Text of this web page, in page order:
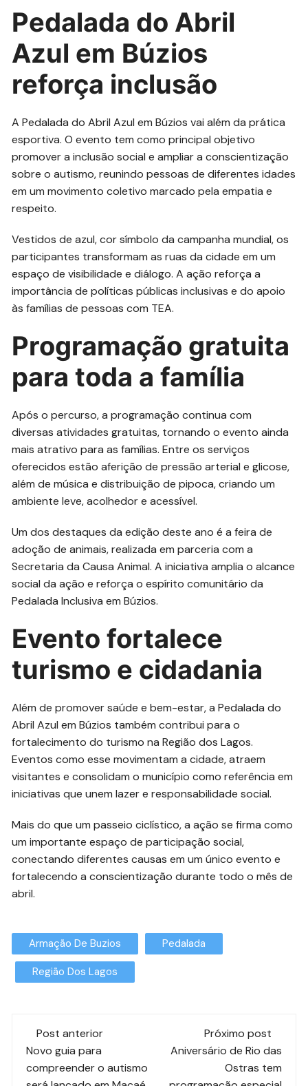
Pedalada do Abril
Azul em Búzios
reforça inclusão
A Pedalada do Abril Azul em Búzios vai além da prática
esportiva. O evento tem como principal objetivo
promover a inclusão social e ampliar a conscientização
sobre o autismo, reunindo pessoas de diferentes idades
em um movimento coletivo marcado pela empatia e
respeito.
Vestidos de azul, cor símbolo da campanha mundial, os
participantes transformam as ruas da cidade em um
espaço de visibilidade e diálogo. A ação reforça a
importância de políticas públicas inclusivas e do apoio
às famílias de pessoas com TEA.
Programação gratuita
para toda a família
Após o percurso, a programação continua com
diversas atividades gratuitas, tornando o evento ainda
mais atrativo para as famílias. Entre os serviços
oferecidos estão aferição de pressão arterial e glicose,
além de música e distribuição de pipoca, criando um
ambiente leve, acolhedor e acessível.
Um dos destaques da edição deste ano é a feira de
adoção de animais, realizada em parceria com a
Secretaria da Causa Animal. A iniciativa amplia o alcance
social da ação e reforça o espírito comunitário da
Pedalada Inclusiva em Búzios.
Evento fortalece
turismo e cidadania
Além de promover saúde e bem-estar, a Pedalada do
Abril Azul em Búzios também contribui para o
fortalecimento do turismo na Região dos Lagos.
Eventos como esse movimentam a cidade, atraem
visitantes e consolidam o município como referência em
iniciativas que unem lazer e responsabilidade social.
Mais do que um passeio ciclístico, a ação se firma como
um importante espaço de participação social,
conectando diferentes causas em um único evento e
fortalecendo a conscientização durante todo o mês de
abril.
Armação De Buzios Pedalada
Região Dos Lagos
Post anterior
Novo guia para
compreender o autismo
Próximo post
Aniversário de Rio das
Ostras tem